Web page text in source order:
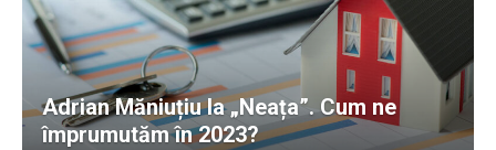
Adrian Măniuțiu la „Neața”. Cum ne
împrumutăm în 2023?